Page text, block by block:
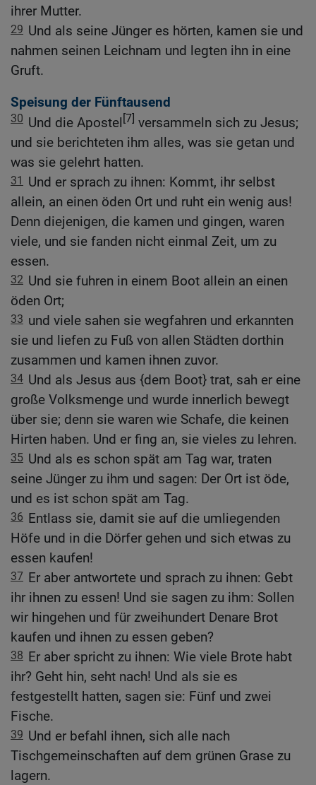
ihrer Mutter.
29 Und als seine Jünger es hörten, kamen sie und
nahmen seinen Leichnam und legten ihn in eine
Gruft.
Speisung der Fünftausend
30 Und die Apostel [7] versammeln sich zu Jesus;
und sie berichteten ihm alles, was sie getan und
was sie gelehrt hatten.
31
Und er sprach zu ihnen: Kommt, ihr selbst
allein, an einen öden Ort und ruht ein wenig aus!
Denn diejenigen, die kamen und gingen, waren
viele, und sie fanden nicht einmal Zeit, um zu
essen.
32 Und sie fuhren in einem Boot allein an einen
öden Ort;
33 und viele sahen sie wegfahren und erkannten
sie und liefen zu Fuß von allen Städten dorthin
zusammen und kamen ihnen zuvor.
34 Und als Jesus aus {dem Boot} trat, sah er eine
große Volksmenge und wurde innerlich bewegt
über sie; denn sie waren wie Schafe, die keinen
Hirten haben. Und er fing an, sie vieles zu lehren.
35 Und als es schon spät am Tag war, traten
seine Jünger zu ihm und sagen: Der Ort ist öde,
und es ist schon spät am Tag.
36 Entlass sie, damit sie auf die umliegenden
Höfe und in die Dörfer gehen und sich etwas zu
essen kaufen!
37 Er aber antwortete und sprach zu ihnen: Gebt
ihr ihnen zu essen! Und sie sagen zu ihm: Sollen
wir hingehen und für zweihundert Denare Brot
kaufen und ihnen zu essen geben?
38 Er aber spricht zu ihnen: Wie viele Brote habt
ihr? Geht hin, seht nach! Und als sie es
festgestellt hatten, sagen sie: Fünf und zwei
Fische.
39 Und er befahl ihnen, sich alle nach
Tischgemeinschaften auf dem grünen Grase zu
lagern.